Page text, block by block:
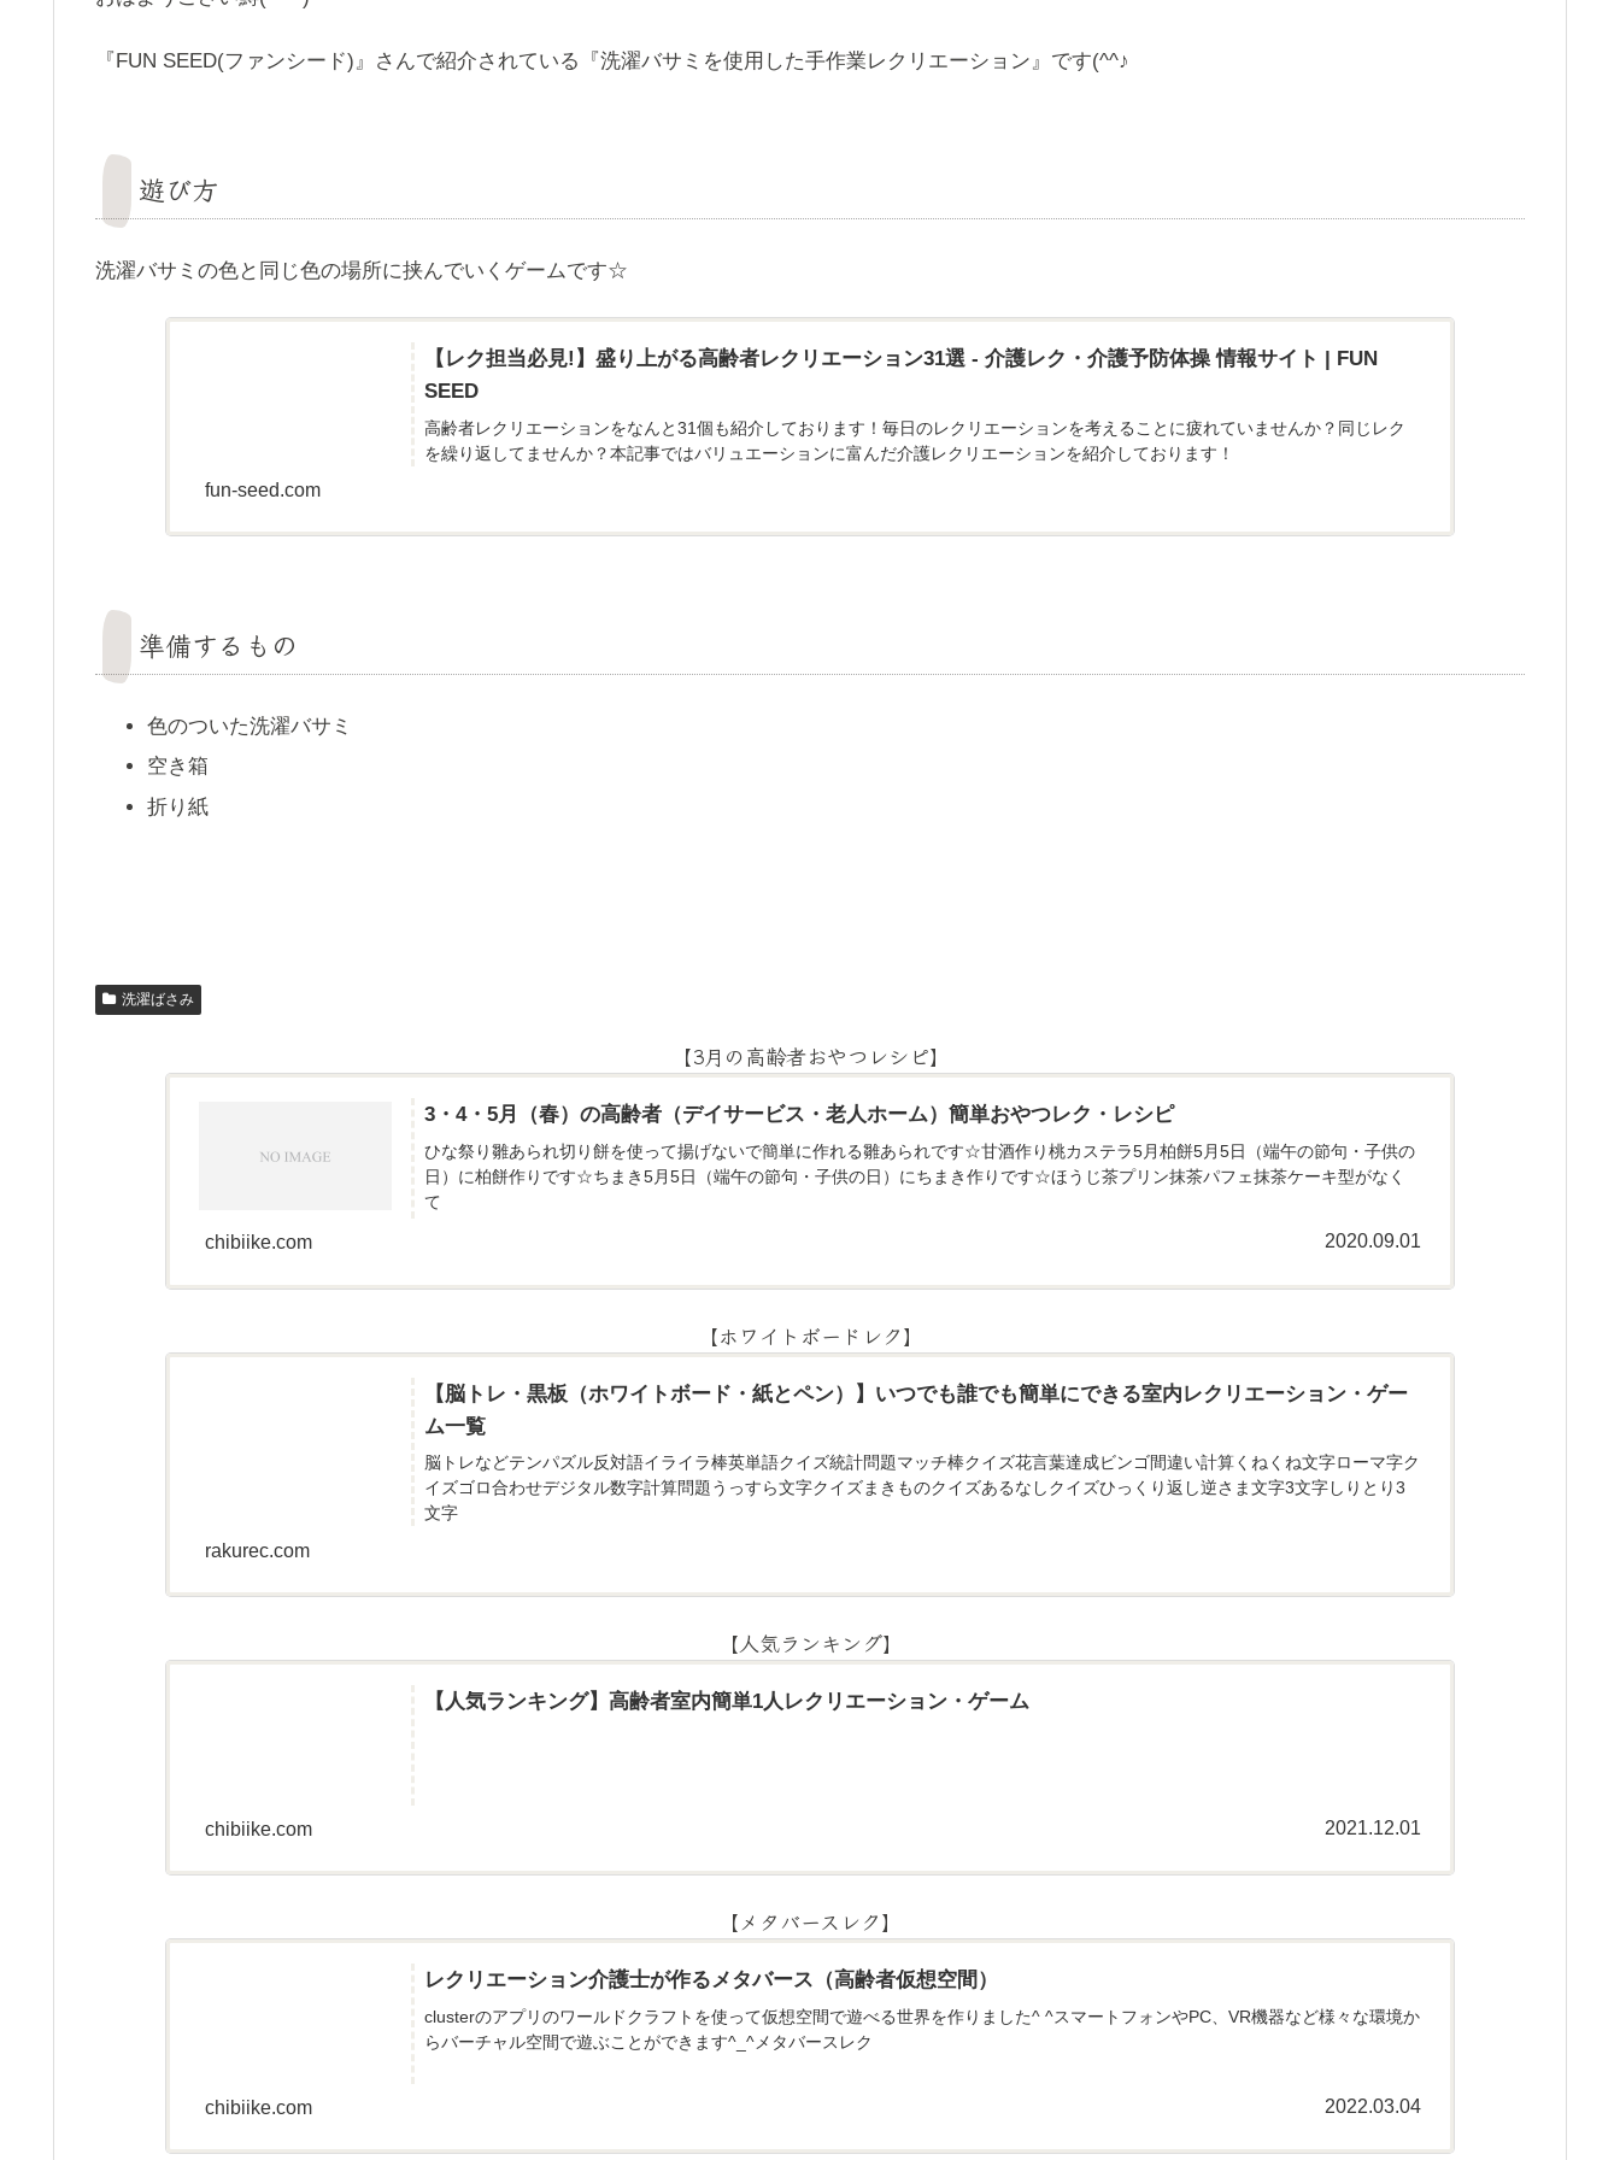
『FUN SEED(ファンシード)』さんで紹介されている『洗濯バサミを使用した手作業レクリエーション』です(^^♪
遊び方
洗濯バサミの色と同じ色の場所に挟んでいくゲームです☆
【レク担当必見!】盛り上がる高齢者レクリエーション31選 - 介護レク・介護予防体操 情報サイト | FUN
SEED
高齢者レクリエーションをなんと31個も紹介しております！毎日のレクリエーションを考えることに疲れていませんか？同じレク
を繰り返してませんか？本記事ではバリュエーションに富んだ介護レクリエーションを紹介しております！
fun-seed.com
準備するもの
色のついた洗濯バサミ
空き箱
折り紙
洗濯ばさみ
【3月の高齢者おやつレシピ】
3・4・5月（春）の高齢者（デイサービス・老人ホーム）簡単おやつレク・レシピ
ひな祭り雛あられ切り餅を使って揚げないで簡単に作れる雛あられです☆甘酒作り桃カステラ5月柏餅5月5日（端午の節句・子供の
日）に柏餅作りです☆ちまき5月5日（端午の節句・子供の日）にちまき作りです☆ほうじ茶プリン抹茶パフェ抹茶ケーキ型がなく
て
chibiike.com 2020.09.01
【ホワイトボードレク】
【脳トレ・黒板（ホワイトボード・紙とペン）】いつでも誰でも簡単にできる室内レクリエーション・ゲー
ム一覧
脳トレなどテンパズル反対語イライラ棒英単語クイズ統計問題マッチ棒クイズ花言葉達成ビンゴ間違い計算くねくね文字ローマ字ク
イズゴロ合わせデジタル数字計算問題うっすら文字クイズまきものクイズあるなしクイズひっくり返し逆さま文字3文字しりとり3
文字
rakurec.com
【人気ランキング】
【人気ランキング】高齢者室内簡単1人レクリエーション・ゲーム
chibiike.com 2021.12.01
【メタバースレク】
レクリエーション介護士が作るメタバース（高齢者仮想空間）
clusterのアプリのワールドクラフトを使って仮想空間で遊べる世界を作りました^ ^スマートフォンやPC、VR機器など様々な環境か
らバーチャル空間で遊ぶことができます^_^メタバースレク
chibiike.com 2022.03.04